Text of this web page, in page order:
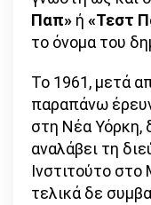
Παπ» ή «Τεστ
το όνομα του
Το 1961, μετά
παραπάνω
στη Νέα Υόρκη,
αναλάβει τη
Ινστιτούτο στο
τελικά δε